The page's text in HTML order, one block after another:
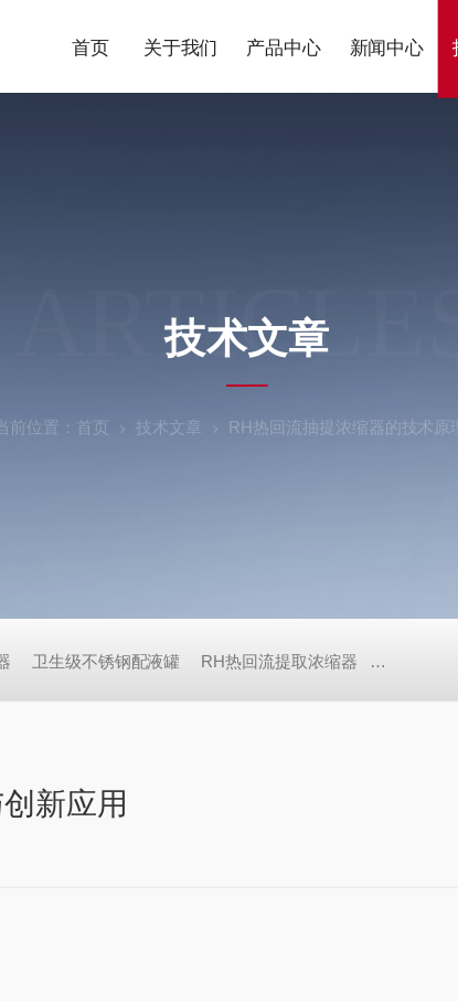
首页 关于我们 产品中心 新闻中心
技术文章
前位置： 首页 技术文章 RH热回流抽提浓缩器的技术原
卫生级不锈钢配液罐 RH热回流提取浓缩器 ZN系列真
新应用